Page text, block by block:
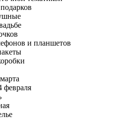
и планшетов
февраля